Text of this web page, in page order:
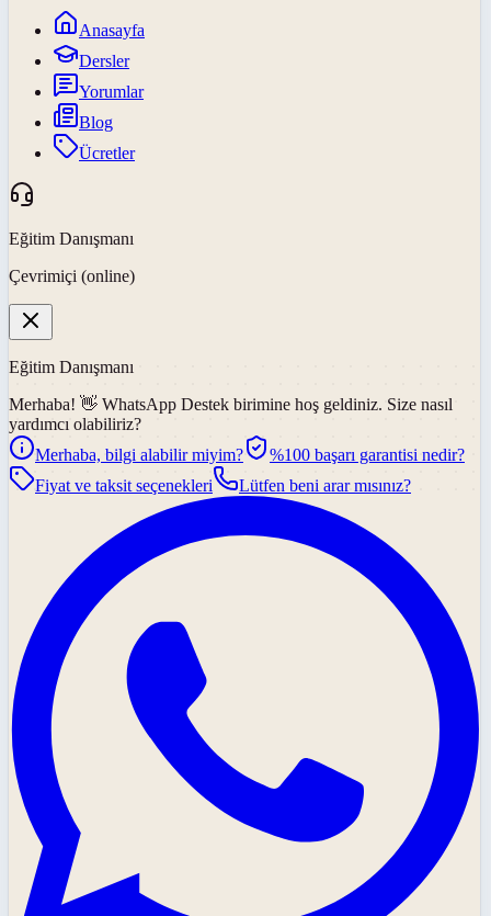
Anasayfa
Dersler
Yorumlar
Blog
Ücretler
Eğitim Danışmanı
Çevrimiçi (online)
Eğitim Danışmanı
Merhaba! 👋 WhatsApp Destek birimine hoş geldiniz. Size nasıl
yardımcı olabiliriz?
Merhaba, bilgi alabilir miyim?
%100 başarı garantisi nedir?
Fiyat ve taksit seçenekleri
Lütfen beni arar mısınız?